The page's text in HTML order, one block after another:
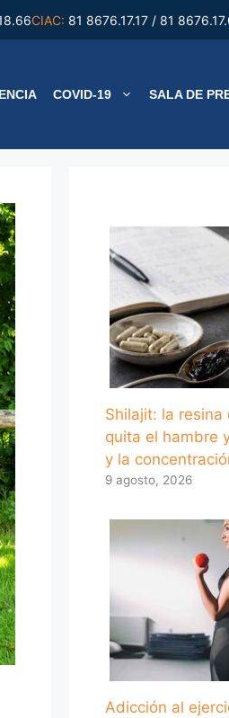
CIAC: 81 8676.17.17 / 81
COVID-19 SALA DE
Shilajit: la resina
quita el hambre
y la
9 agosto, 2026
Adicción al